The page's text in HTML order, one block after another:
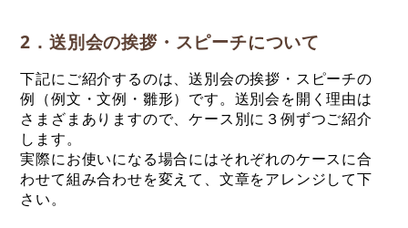
2．送別会の挨拶・スピーチについて
下記にご紹介するのは、送別会の挨拶・スピーチの
例（例文・文例・雛形）です。送別会を開く理由は
さまざまありますので、ケース別に３例ずつご紹介
します。
実際にお使いになる場合にはそれぞれのケースに合
わせて組み合わせを変えて、文章をアレンジして下
さい。